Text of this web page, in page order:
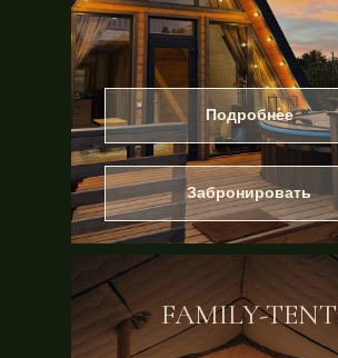
FAMILY-TENT
Забронировать
Подробнее